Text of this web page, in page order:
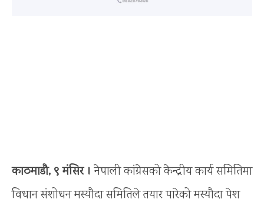
काठमाडौ, ९ मंसिर । नेपाली कांग्रेसको केन्द्रीय कार्य समितिमा
विधान संशोधन मस्यौदा समितिले तयार पारेको मस्यौदा पेश